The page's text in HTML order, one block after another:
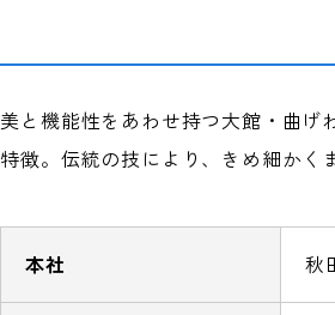
美と機能性をあわせ持つ大館・曲げ
特徴。伝統の技により、きめ細かく
本社 秋